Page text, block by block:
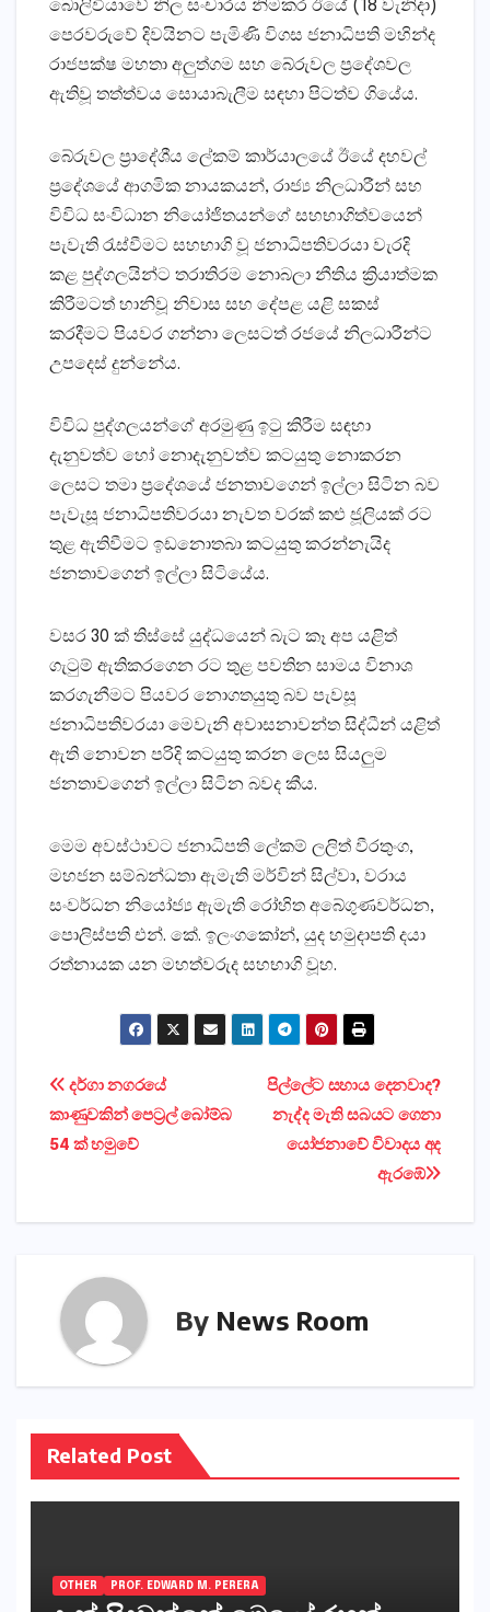
බොලිවියාවේ නිල සංචාරය නිමකර ඊයේ (18 වැනිදා)
පෙරවරුවේ දිවයිනට පැමිණි විගස ජනාධිපති මහින්ද
රාජපක්‌ෂ මහතා අලුත්ගම සහ බේරුවල ප්‍රදේශවල
ඇතිවූ තත්ත්වය සොයාබැලීම සඳහා පිටත්ව ගියේය.
බේරුවල ප්‍රාදේශීය ලේකම් කාර්යාලයේ ඊයේ දහවල්
ප්‍රදේශයේ ආගමික නායකයන්, රාජ්‍ය නිලධාරීන් සහ
විවිධ සංවිධාන නියෝජිතයන්ගේ සහභාගිත්වයෙන්
පැවැති රැස්‌වීමට සහභාගි වූ ජනාධිපතිවරයා වැරදි
කළ පුද්ගලයින්ට තරාතිරම නොබලා නීතිය ක්‍රියාත්මක
කිරීමටත් හානිවූ නිවාස සහ දේපළ යළි සකස්‌
කරදීමට පියවර ගන්නා ලෙසටත් රජයේ නිලධාරීන්ට
උපදෙස්‌ දුන්නේය.
විවිධ පුද්ගලයන්ගේ අරමුණු ඉටු කිරීම සඳහා
දැනුවත්ව හෝ නොදැනුවත්ව කටයුතු නොකරන
ලෙසට තමා ප්‍රදේශයේ ජනතාවගෙන් ඉල්ලා සිටින බව
පැවැසූ ජනාධිපතිවරයා නැවත වරක්‌ කළු ජූලියක්‌ රට
තුළ ඇතිවීමට ඉඩනොතබා කටයුතු කරන්නැයිද
ජනතාවගෙන් ඉල්ලා සිටියේය.
වසර 30 ක්‌ තිස්‌සේ යුද්ධයෙන් බැට කෑ අප යළිත්
ගැටුම් ඇතිකරගෙන රට තුළ පවතින සාමය විනාශ
කරගැනීමට පියවර නොගතයුතු බව පැවසූ
ජනාධිපතිවරයා මෙවැනි අවාසනාවන්ත සිද්ධීන් යළිත්
ඇති නොවන පරිදි කටයුතු කරන ලෙස සියලුම
ජනතාවගෙන් ඉල්ලා සිටින බවද කීය.
මෙම අවස්‌ථාවට ජනාධිපති ලේකම් ලලිත් වීරතුංග,
මහජන සම්බන්ධතා ඇමැති මර්වින් සිල්වා, වරාය
සංවර්ධන නියෝජ්‍ය ඇමැති රෝහිත අබේගුණවර්ධන,
පොලිස්‌පති එන්. කේ. ඉලංගකෝන්, යුද හමුදාපති දයා
රත්නායක යන මහත්වරුද සහභාගි වූහ.
Post
navigation
පිල්ලේට සහාය දෙනවාද?
නැද්ද මැති සබයට ගෙනා
යෝජනාවේ විවාදය අද
ඇරඹේ
දර්ගා නගරයේ
කාණුවකින් පෙට්‍රල් බෝම්බ
54 ක්‌ හමුවේ
By News Room
Related Post
OTHER PROF. EDWARD M. PERERA